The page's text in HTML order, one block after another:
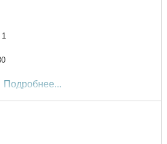
1
Подробнее...